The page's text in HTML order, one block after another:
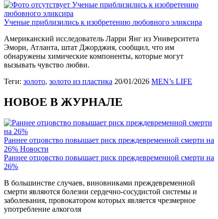
Ученые приблизились к изобретению
любовного эликсира
Ученые приблизились к изобретению любовного эликсира
Американский исследователь Ларри Янг из Университета
Эмори, Атланта, штат Джорджия, сообщил, что им
обнаружены химические компоненты, которые могут
вызывать чувство любви.
Теги: золото, золото из пластика 20/01/2026 MEN’s LIFE
НОВОЕ В ЖУРНАЛЕ
Раннее отцовство повышает риск преждевременной смерти на
26% Новости
Раннее отцовство повышает риск преждевременной смерти на
26%
В большинстве случаев, виновниками преждевременной
смерти являются болезни сердечно-сосудистой системы и
заболевания, провокатором которых является чрезмерное
употребление алкоголя